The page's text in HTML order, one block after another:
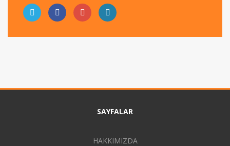
SAYFALAR
HAKKIMIZDA